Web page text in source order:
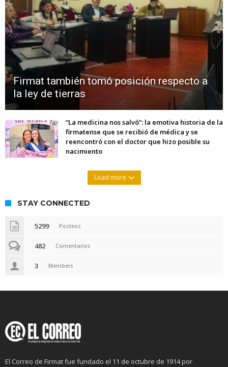
Firmat también tomó posición respecto a
la ley de tierras
“La medicina nos salvó”: la emotiva historia de la
firmatense que se recibió de médica y se
reencontró con el doctor que hizo posible su
nacimiento
Load more
STAY CONNECTED
5299 Posteos
482 Comentarios
3 Members
El Correo de Firmat fue fundado el 11 de octubre de 1914 por